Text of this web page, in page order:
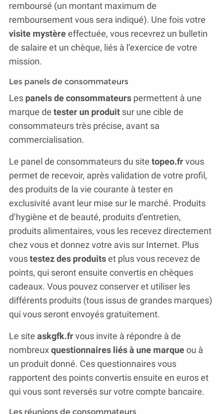
remboursé (un montant maximum de
remboursement vous sera indiqué). Une fois votre
visite mystèreeffectuée, vous recevrez un bulletin
de salaire et un chèque, liés à l’exercice de votre
mission.
Les panels de consommateurs
Les panels de consommateurs permettent à une
marque de tester un produit sur une cible de
consommateurs très précise, avant sa
commercialisation.
Le panel de consommateurs du site topeo.frvous
permet de recevoir, après validation de votre profil,
des produits de la vie courante à tester en
exclusivité avant leur mise sur le marché. Produits
d’hygiène et de beauté, produits d’entretien,
produits alimentaires, vous les recevez directement
chez vous et donnez votre avis sur Internet. Plus
voustestez des produitset plus vous recevez de
points, qui seront ensuite convertis en chèques
cadeaux. Vous pouvez conserver et utiliser les
différents produits (tous issus de grandes marques)
qui vous seront envoyés gratuitement.
Le site askgfk.frvous invite à répondre à de
nombreux questionnaires liés à une marqueou à
un produit donné. Ces questionnaires vous
rapportent des points convertis ensuite en euros et
qui vous sont reversés sur votre compte bancaire.
Les réunions de consommateurs